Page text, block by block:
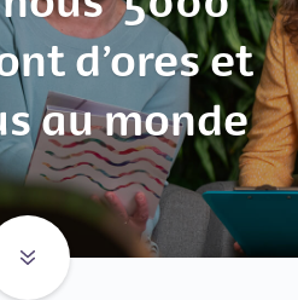
d’ores et
au monde